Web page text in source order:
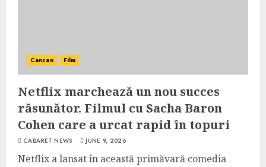
Cancan Film
Netflix marchează un nou succes
răsunător. Filmul cu Sacha Baron
Cohen care a urcat rapid în topuri
CABARET NEWS JUNE 9, 2026
Netflix a lansat în această primăvară comedia